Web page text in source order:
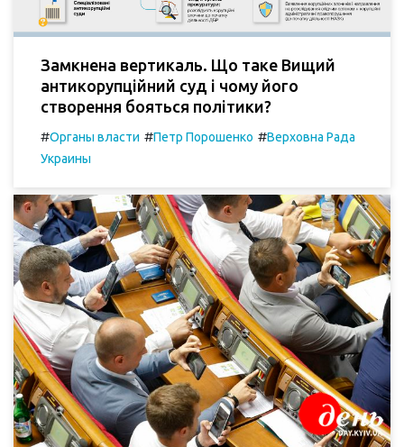
Замкнена вертикаль. Що таке Вищий
антикорупційний суд і чому його
створення бояться політики?
#Органы власти #Петр Порошенко #Верховна Рада
Украины